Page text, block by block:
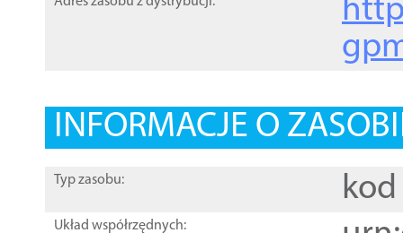
INFORMACJE O
Typ zasobu: kod
Układ współrzędnych: